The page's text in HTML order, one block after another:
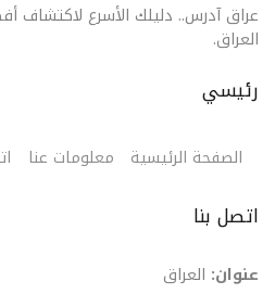
عراق آدرس.. دليلك الأسرع لاكتشاف
العراق.
رئيسي
الصفحة الرئيسية معلومات عنا
اتصل بنا
عنوان: العراق